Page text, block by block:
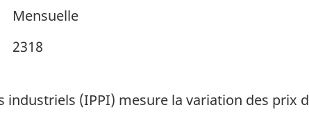
Mensuelle
2318
industriels (IPPI) mesure la variation des prix